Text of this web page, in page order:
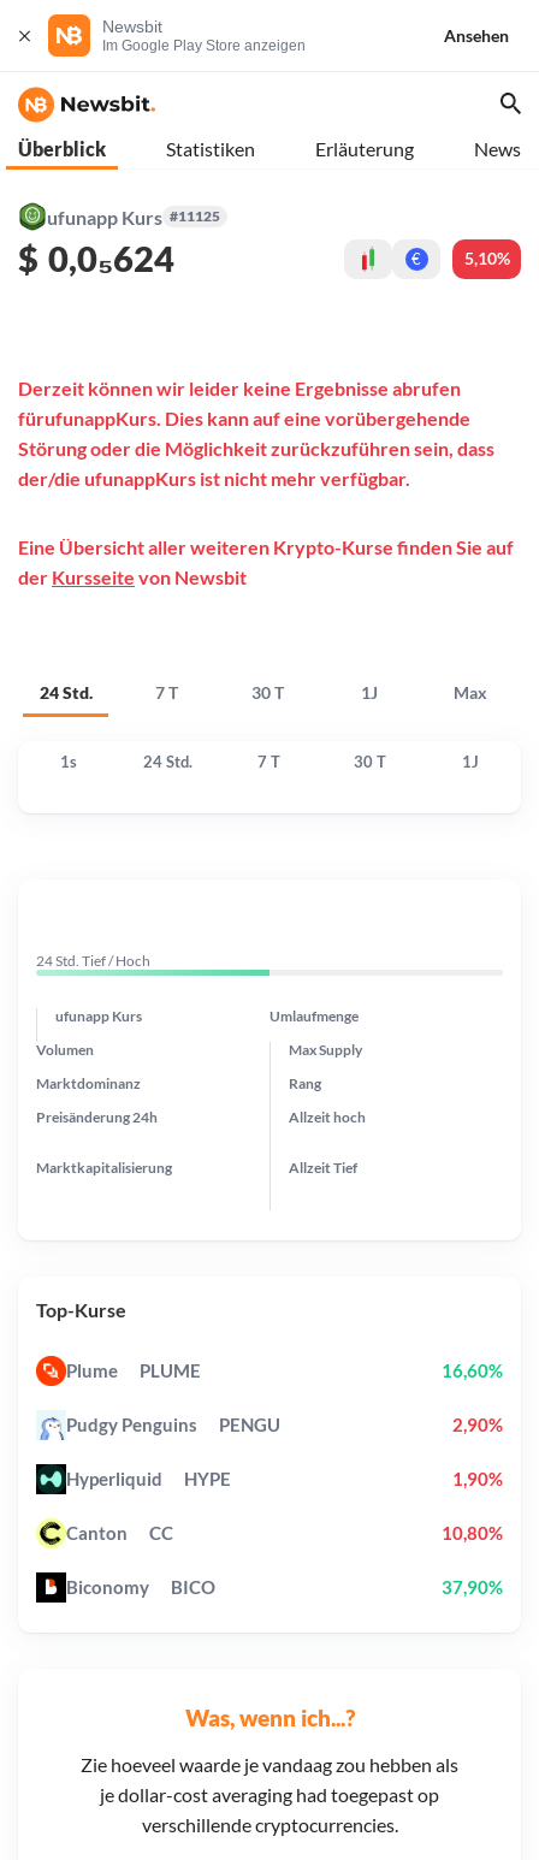
Newsbit
Im Google Play Store anzeigen
Ansehen
Überblick Statistiken Erläuterung News
ufunapp Kurs #11125
$ 0,0₅624 € 5,10%
24 Std. 7 T 30 T 1J Max
Derzeit können wir leider keine Ergebnisse abrufen
fürufunappKurs. Dies kann auf eine vorübergehende
Störung oder die Möglichkeit zurückzuführen sein, dass
der/die ufunappKurs ist nicht mehr verfügbar.
Eine Übersicht aller weiteren Krypto-Kurse finden Sie auf
der Kursseite von Newsbit
1s 24 Std. 7 T 30 T 1J
Was, wenn ich...?
Zie hoeveel waarde je vandaag zou hebben als
je dollar-cost averaging had toegepast op
verschillende cryptocurrencies.
24 Std. Tief / Hoch
ufunapp Kurs Umlaufmenge
Preisänderung 24h
Max Supply
Marktdominanz
Marktkapitalisierung
Volumen
Rang
Allzeithoch
AllzeitTief
Top-Kurse
Plume PLUME 16,60%
Pudgy Penguins PENGU 2,90%
Hyperliquid HYPE 1,90%
Canton CC 10,80%
Biconomy BICO 37,90%